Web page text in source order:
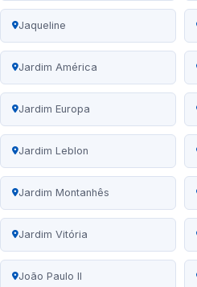
Jaqueline
Jardim América
Jardim Europa
Jardim Leblon
Jardim Montanhês
Jardim Vitória
João Paulo II